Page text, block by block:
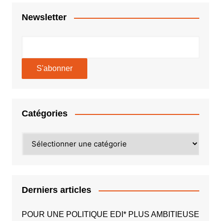
Newsletter
Catégories
Derniers articles
POUR UNE POLITIQUE EDI* PLUS AMBITIEUSE